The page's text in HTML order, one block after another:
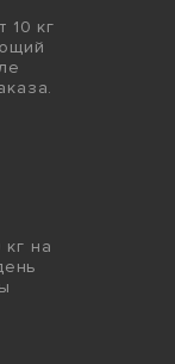
10 кг
кг на